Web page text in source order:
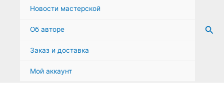
Новости мастерской
Об авторе
Заказ и доставка
Мой аккаунт